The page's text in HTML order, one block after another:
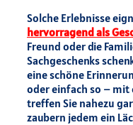
Solche Erlebnisse
hervorragend als
Freund oder die
Sachgeschenks
eine schöne
oder einfach so – mit
treffen Sie nahezu
zaubern jedem ein